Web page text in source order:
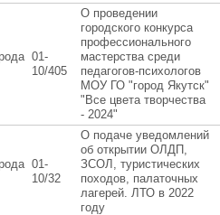
01-
10/405
О проведении
городского конкурса
профессионального
мастерства среди
педагогов-психологов
МОУ ГО "город Якутск"
"Все цвета творчества
- 2024"
01-
10/32
О подаче уведомлений
об открытии ОЛДП,
ЗСОЛ, туристических
походов, палаточных
лагерей. ЛТО в 2022
году